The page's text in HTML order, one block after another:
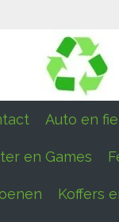
Auto en
en Games
Koffers